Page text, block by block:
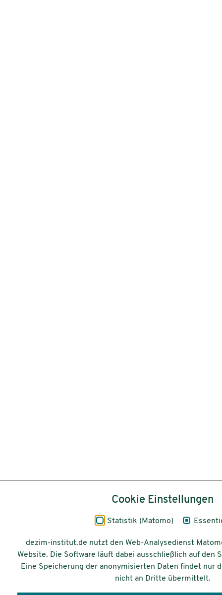
Cookie Einstellungen
Statistik (Matomo)
dezim-institut.de nutzt den Web-Analysedienst
Website. Die Software läuft dabei ausschließlich auf den
Eine Speicherung der anonymisierten Daten findet nur
nicht an Dritte übermittelt.